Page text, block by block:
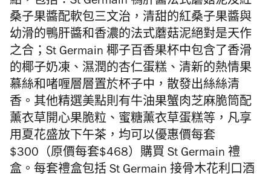
桑子果醬配軟包三文治，清甜的紅桑子果醬與
幼滑的鴨肝醬和香濃的法式蘑菇泥絕對是天作
之合；St Germain 椰子百香果杯中包含了香滑
的椰子奶凍、濕潤的杏仁蛋糕、清新的熱情果
慕絲和啫喱層層置於杯子中，散發出絲絲清
香。其他精選美點則有牛油果蟹肉芝麻脆筒配
薰衣草開心果脆粒、蜜糖薰衣草蛋糕等， 凡享
用夏花盛放下午茶，均可以優惠價每套
$300（原價每套$468） 購買 St Germain 禮
盒。每套禮盒包括 St Germain 接骨木花利口酒